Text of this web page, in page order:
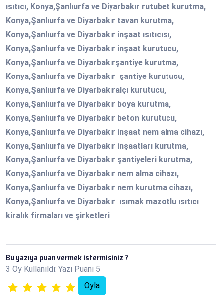
ısıtıcı, Konya,Şanlıurfa ve Diyarbakır rutubet kurutma,
Konya,Şanlıurfa ve Diyarbakır tavan kurutma,
Konya,Şanlıurfa ve Diyarbakır inşaat ısıtıcısı,
Konya,Şanlıurfa ve Diyarbakır inşaat kurutucu,
Konya,Şanlıurfa ve Diyarbakırşantiye kurutma,
Konya,Şanlıurfa ve Diyarbakır şantiye kurutucu,
Konya,Şanlıurfa ve Diyarbakıralçı kurutucu,
Konya,Şanlıurfa ve Diyarbakır boya kurutma,
Konya,Şanlıurfa ve Diyarbakır beton kurutucu,
Konya,Şanlıurfa ve Diyarbakır inşaat nem alma cihazı,
Konya,Şanlıurfa ve Diyarbakır inşaatları kurutma,
Konya,Şanlıurfa ve Diyarbakır şantiyeleri kurutma,
Konya,Şanlıurfa ve Diyarbakır nem alma cihazı,
Konya,Şanlıurfa ve Diyarbakır nem kurutma cihazı,
Konya,Şanlıurfa ve Diyarbakır ısımak mazotlu ısıtıcı
kiralık firmaları ve şirketleri
Bu yazıya puan vermek istermisiniz ?
3 Oy Kullanıldı: Yazı Puanı 5